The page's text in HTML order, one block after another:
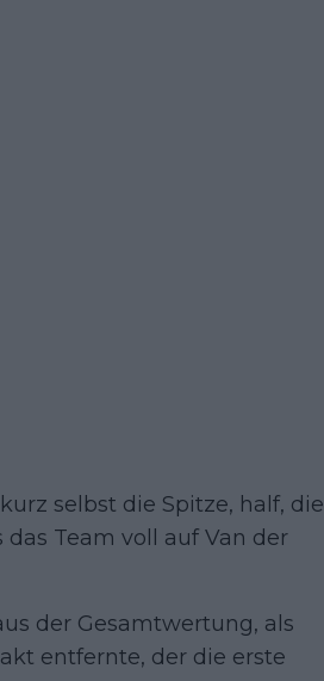
selbst die Spitze, half, die
Team voll auf Van der
der Gesamtwertung, als
entfernte, der die erste